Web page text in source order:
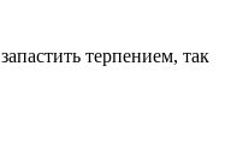
терпением, так